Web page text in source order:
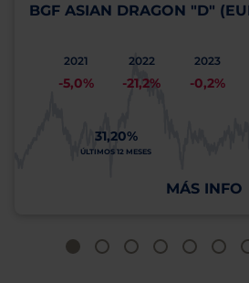
BGF ASIAN DRAGON "D"
2021
-5,0%
2022
-21,2%
2023
-0,2%
31,20%
ÚLTIMOS 12 MESES
MÁS INFO